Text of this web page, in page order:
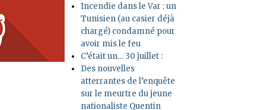
Incendie dans le Var : un
Tunisien (au casier déjà
chargé) condamné pour
avoir mis le feu
C’était un… 30 juillet :
Des nouvelles
atterrantes de l’enquête
sur le meurtre du jeune
nationaliste Quentin